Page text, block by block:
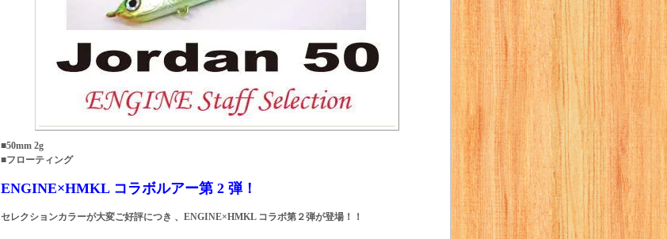
■50mm 2g
■フローティング
ENGINE×HMKL コラボルアー第 2 弾！
セレクションカラーが大変ご好評につき 、ENGINE×HMKL コラボ第２弾が登場！！